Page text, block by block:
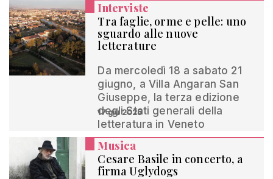
Interviste
Tra faglie, orme e pelle: uno
sguardo alle nuove
letterature
Da mercoledì 18 a sabato 21
giugno, a Villa Angaran San
Giuseppe, la terza edizione
degli Stati generali della
letteratura in Veneto
17 giu 2025
Musica
Cesare Basile in concerto, a
firma Uglydogs